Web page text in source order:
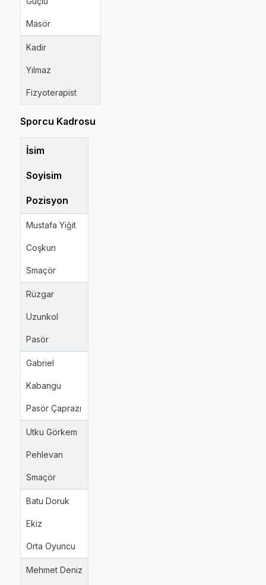
Masör
Kadir
Yılmaz
Fizyoterapist
Sporcu Kadrosu
İsim
Soyisim
Pozisyon
Mustafa Yiğit
Coşkun
Smaçör
Rüzgar
Uzunkol
Pasör
Gabriel
Kabangu
Pasör Çaprazı
Utku Görkem
Pehlevan
Smaçör
Batu Doruk
Ekiz
Orta Oyuncu
Mehmet Deniz